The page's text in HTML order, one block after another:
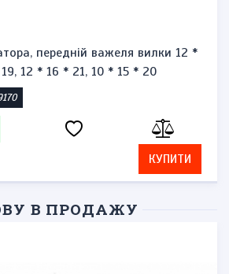
передній важеля вилки 12 *
12 * 16 * 21, 10 * 15 * 20
КУПИТИ
В ПРОДАЖУ